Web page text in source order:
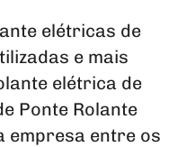
elétricas de
e mais
elétrica de
Ponte Rolante
empresa entre os